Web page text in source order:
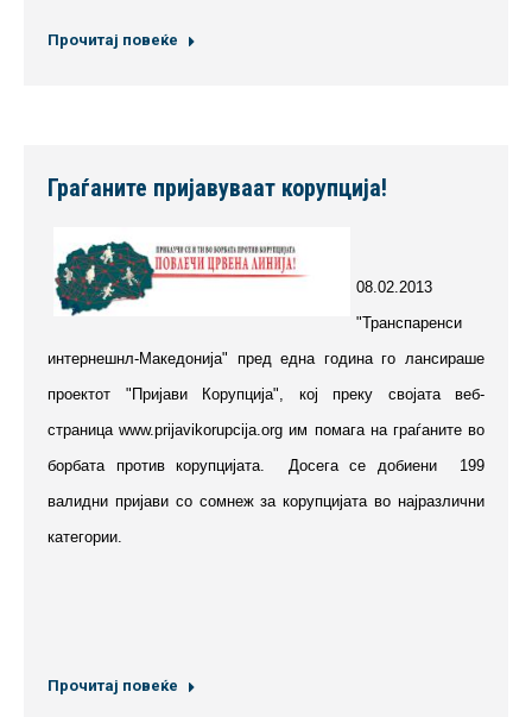
Прочитај повеќе
Граѓаните пријавуваат корупција!
08.02.2013
"Транспаренси
интернешнл-Македонија" пред една година го лансираше
проектот "Пријави Корупција", кој преку својата веб-
страница www.prijavikorupcija.org им помага на граѓаните во
борбата против корупцијата. Досега се добиени 199
валидни пријави со сомнеж за корупцијата во најразлични
категории.
Прочитај повеќе